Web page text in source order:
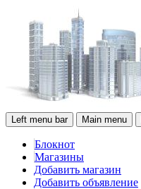
Left menu bar Main menu
Блокнот
Магазины
Добавить магазин
Добавить объявление